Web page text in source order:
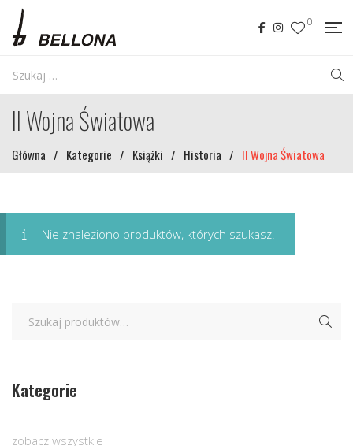
0
II Wojna Światowa
Główna / Kategorie / Książki / Historia / II Wojna Światowa
Nie znaleziono produktów, których szukasz.
Kategorie
zobacz wszystkie